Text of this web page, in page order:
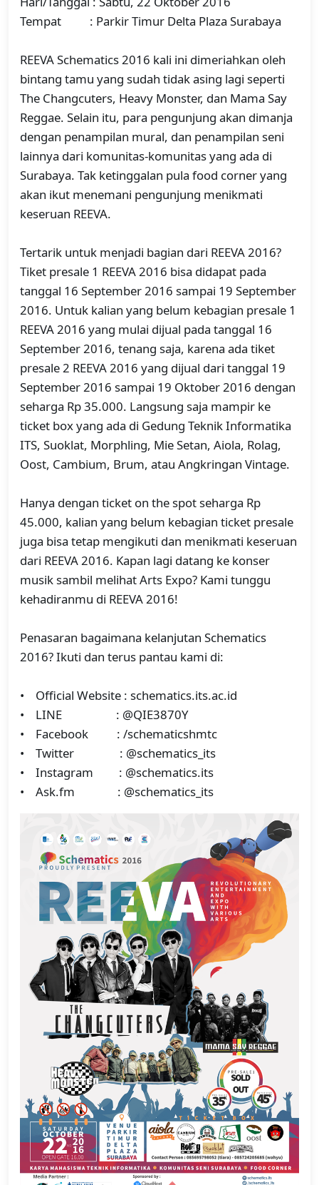
Tempat : Parkir Timur Delta Plaza Surabaya
REEVA Schematics 2016 kali ini dimeriahkan oleh
bintang tamu yang sudah tidak asing lagi seperti
The Changcuters, Heavy Monster, dan Mama Say
Reggae. Selain itu, para pengunjung akan dimanja
dengan penampilan mural, dan penampilan seni
lainnya dari komunitas-komunitas yang ada di
Surabaya. Tak ketinggalan pula food corner yang
akan ikut menemani pengunjung menikmati
keseruan REEVA.
Tertarik untuk menjadi bagian dari REEVA 2016?
Tiket presale 1 REEVA 2016 bisa didapat pada
tanggal 16 September 2016 sampai 19 September
2016. Untuk kalian yang belum kebagian presale 1
REEVA 2016 yang mulai dijual pada tanggal 16
September 2016, tenang saja, karena ada tiket
presale 2 REEVA 2016 yang dijual dari tanggal 19
September 2016 sampai 19 Oktober 2016 dengan
seharga Rp 35.000. Langsung saja mampir ke
ticket box yang ada di Gedung Teknik Informatika
ITS, Suoklat, Morphling, Mie Setan, Aiola, Rolag,
Oost, Cambium, Brum, atau Angkringan Vintage.
Hanya dengan ticket on the spot seharga Rp
45.000, kalian yang belum kebagian ticket presale
juga bisa tetap mengikuti dan menikmati keseruan
dari REEVA 2016. Kapan lagi datang ke konser
musik sambil melihat Arts Expo? Kami tunggu
kehadiranmu di REEVA 2016!
Penasaran bagaimana kelanjutan Schematics
2016? Ikuti dan terus pantau kami di:
• Official Website : schematics.its.ac.id
• LINE : @QIE3870Y
• Facebook : /schematicshmtc
• Twitter : @schematics_its
• Instagram : @schematics.its
• Ask.fm : @schematics_its